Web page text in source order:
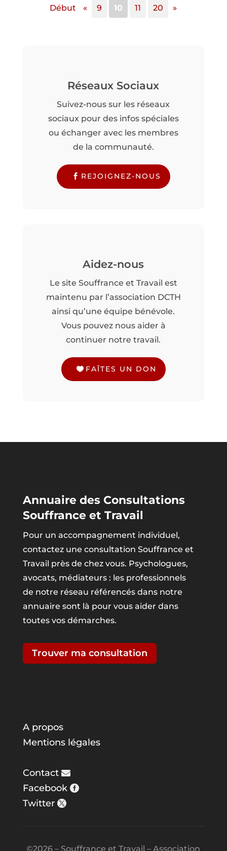
Début « 9 10 11 20 »
Réseaux Sociaux
Suivez-nous sur les réseaux
sociaux pour des infos spéciales
ou échanger avec les membres
de la communauté.
REJOIGNEZ-NOUS
Aidez-nous
Le site Souffrance et Travail est
maintenu par l’association DCTH
ainsi qu’une équipe bénévole.
Vous pouvez nous aider à
continuer notre travail.
FAÎTES UN DON
Annuaire des Consultations
Souffrance et Travail
Pour un accompagnement individuel,
contactez une consultation Souffrance et
Travail près de chez vous. Psychologues,
avocats, médiateurs : les professionnels
de notre réseau référencés dans notre
annuaire sont là pour vous aider dans
toutes vos démarches.
Trouver ma consultation
A propos
Mentions légales
Contact
Facebook
Twitter
©2026 – Souffrance et Travail – Association